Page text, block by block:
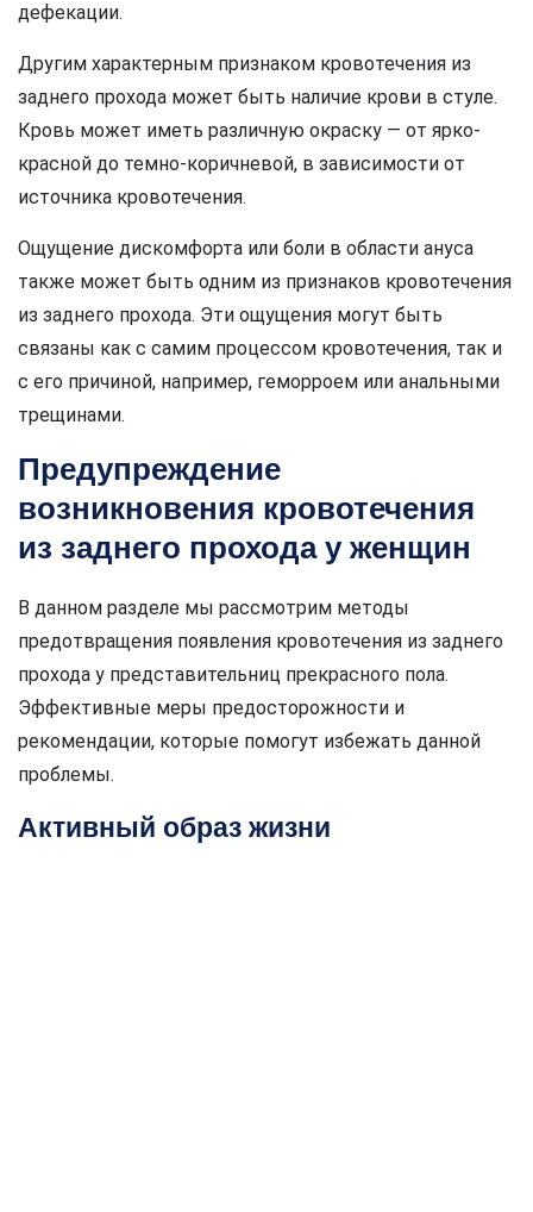
дефекации.
Другим характерным признаком кровотечения из
заднего прохода может быть наличие крови в стуле.
Кровь может иметь различную окраску — от ярко-
красной до темно-коричневой, в зависимости от
источника кровотечения.
Ощущение дискомфорта или боли в области ануса
также может быть одним из признаков кровотечения
из заднего прохода. Эти ощущения могут быть
связаны как с самим процессом кровотечения, так и
с его причиной, например, геморроем или анальными
трещинами.
Предупреждение
возникновения кровотечения
из заднего прохода у женщин
В данном разделе мы рассмотрим методы
предотвращения появления кровотечения из заднего
прохода у представительниц прекрасного пола.
Эффективные меры предосторожности и
рекомендации, которые помогут избежать данной
проблемы.
Активный образ жизни